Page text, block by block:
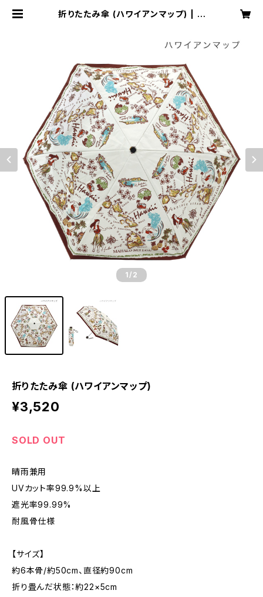
折りたたみ傘 (ハワイアンマップ) | A
1 /2
折りたたみ傘 (ハワイアンマップ)
¥3,520
SOLD OUT
晴雨兼用
UVカット率99.9%以上
遮光率99.99%
耐風骨仕様
【サイズ】
約6本骨/約50cm、直径約90cm
折り畳んだ状態：約22×5cm